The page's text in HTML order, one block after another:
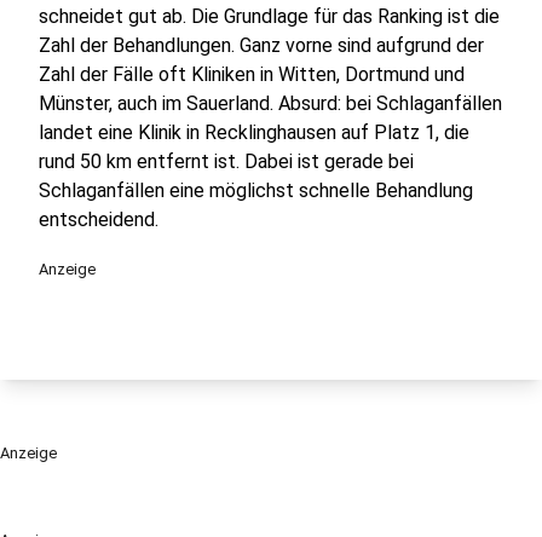
schneidet gut ab. Die Grundlage für das Ranking ist die
Zahl der Behandlungen. Ganz vorne sind aufgrund der
Zahl der Fälle oft Kliniken in Witten, Dortmund und
Münster, auch im Sauerland. Absurd: bei Schlaganfällen
landet eine Klinik in Recklinghausen auf Platz 1, die
rund 50 km entfernt ist. Dabei ist gerade bei
Schlaganfällen eine möglichst schnelle Behandlung
entscheidend.
Anzeige
Anzeige